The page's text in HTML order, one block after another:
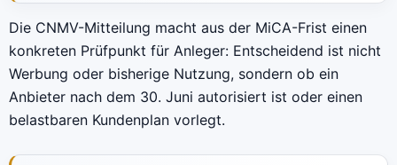
Die CNMV-Mitteilung macht aus der MiCA-Frist einen
konkreten Prüfpunkt für Anleger: Entscheidend ist nicht
Werbung oder bisherige Nutzung, sondern ob ein
Anbieter nach dem 30. Juni autorisiert ist oder einen
belastbaren Kundenplan vorlegt.